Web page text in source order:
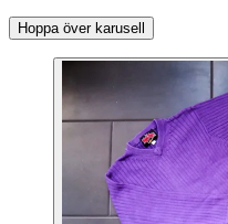
Hoppa över karusell